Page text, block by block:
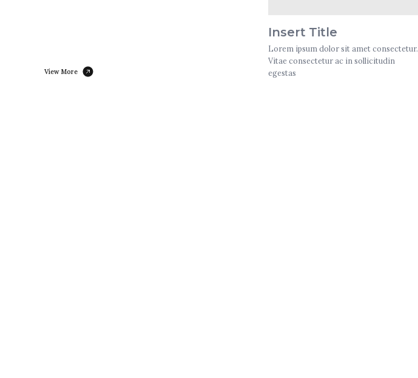
View More
Insert Title
Lorem ipsum dolor sit amet consectetur.
Vitae consectetur ac in sollicitudin
egestas